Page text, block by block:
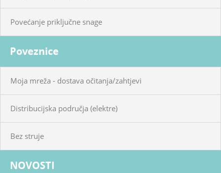
Povećanje priključne snage
Poveznice
Moja mreža - dostava očitanja/zahtjevi
Distribucijska područja (elektre)
Bez struje
NOVOSTI